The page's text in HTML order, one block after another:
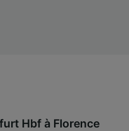
Hbf à Florence